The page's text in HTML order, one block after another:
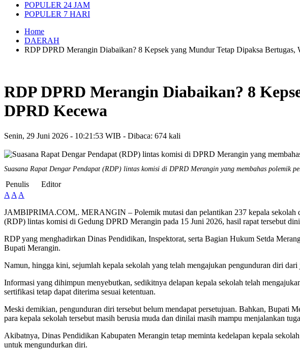
POPULER 24 JAM
POPULER 7 HARI
Home
DAERAH
RDP DPRD Merangin Diabaikan? 8 Kepsek yang Mundur Tetap Dipaksa
RDP DPRD Merangin Diabaikan? 8
DPRD Kecewa
Senin, 29 Juni 2026 - 10:21:53 WIB - Dibaca: 674 kali
Suasana Rapat Dengar Pendapat (RDP) lintas komisi di DPRD Merangin yang membahas polemik
Penulis
Editor
A A A
JAMBIPRIMA.COM,. MERANGIN – Polemik mutasi dan pelantikan 237 kepala sekolah
(RDP) lintas komisi di Gedung DPRD Merangin pada 15 Juni 2026, hasil rapat tersebut
RDP yang menghadirkan Dinas Pendidikan, Inspektorat, serta Bagian Hukum Setda
Bupati Merangin.
Namun, hingga kini, sejumlah kepala sekolah yang telah mengajukan pengunduran diri
Informasi yang dihimpun menyebutkan, sedikitnya delapan kepala sekolah telah
sertifikasi tetap dapat diterima sesuai ketentuan.
Meski demikian, pengunduran diri tersebut belum mendapat persetujuan. Bahkan, Bupati
para kepala sekolah tersebut masih berusia muda dan dinilai masih mampu menjalankan
Akibatnya, Dinas Pendidikan Kabupaten Merangin tetap meminta kedelapan kepala
untuk mengundurkan diri.